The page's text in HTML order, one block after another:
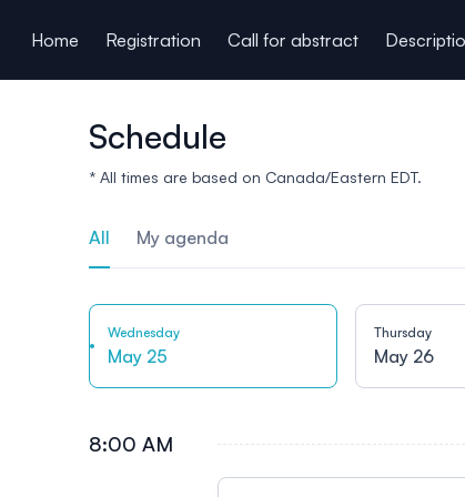
Home
Registration Call for abstract
Schedule
* All times are based on Canada/Eastern EDT.
All My agenda
Wednesday
May 25
Thursday
May 26
8:00 AM